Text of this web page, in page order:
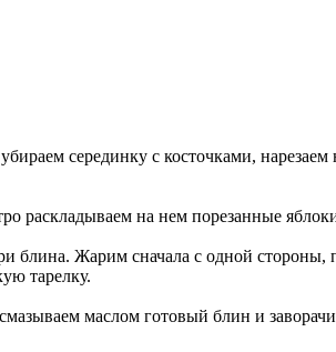
серединку с косточками,
раскладываем на нем порезанные
блина. Жарим сначала с одной
тарелку.
маслом готовый блин и